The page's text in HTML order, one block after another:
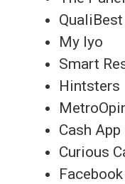
QualiBest
My Iyo
Smart
Hintsters
Cash App
Curious
Facebook